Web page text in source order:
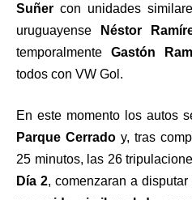
Suñer con unidades
uruguayense
Néstor
temporalmente Gastón
todos con VW Gol.
En este momento los autos
Parque Cerrado y, tras
25 minutos, las 26
Día 2, comenzaran a